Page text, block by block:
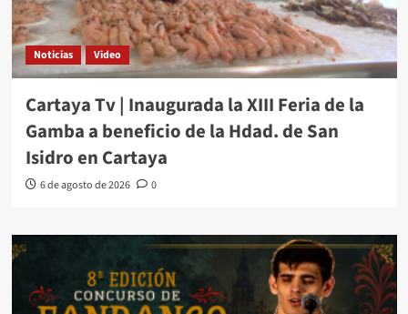
Noticias Video
Cartaya Tv | Inaugurada la XIII Feria de la
Gamba a beneficio de la Hdad. de San
Isidro en Cartaya
6 de agosto de 2026 0